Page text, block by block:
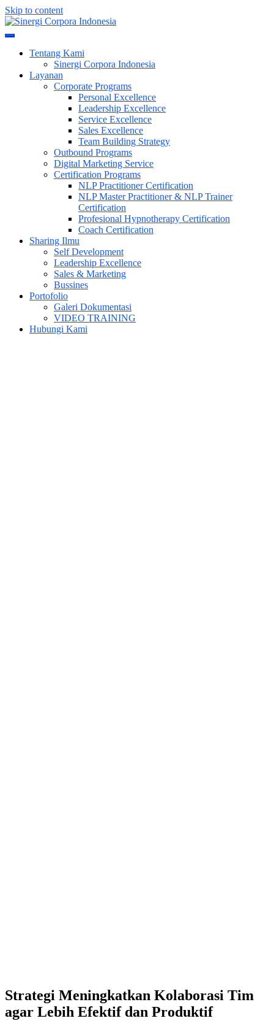
Skip to content
Sinergi Corpora Indonesia
Tentang Kami
Sinergi Corpora Indonesia
Layanan
Corporate Programs
Personal Excellence
Leadership Excellence
Service Excellence
Sales Excellence
Team Building Strategy
Outbound Programs
Digital Marketing Service
Certification Programs
NLP Practitioner Certification
NLP Master Practitioner & NLP Trainer
Certification
Profesional Hypnotherapy Certification
Coach Certification
Sharing Ilmu
Self Development
Leadership Excellence
Sales & Marketing
Bussines
Portofolio
Galeri Dokumentasi
VIDEO TRAINING
Hubungi Kami
Strategi Meningkatkan Kolaborasi Tim
agar Lebih Efektif dan Produktif